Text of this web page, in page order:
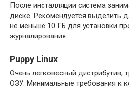
После инсталляции система
диске. Рекомендуется выделить
не меньше 10 ГБ для установки
журналирования.
Puppy Linux
Очень легковесный дистрибутив,
ОЗУ. Минимальные требования к